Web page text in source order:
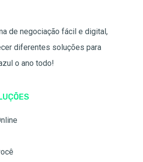
de negociação fácil e digital,
diferentes soluções para
o ano todo!